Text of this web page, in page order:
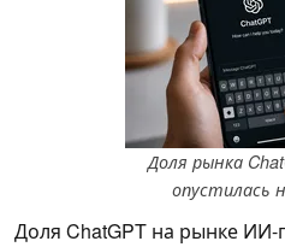
Доля рынка
опустилась
Доля ChatGPT на рынке